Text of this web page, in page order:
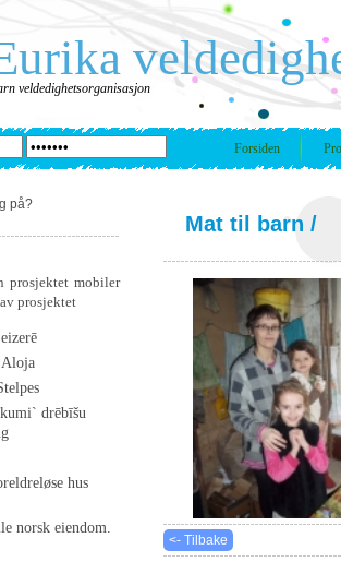
veldedighetsorganisasjon
Forsiden
på?
prosjektet mobiler
prosjektet
drēbīšu
hus
norsk eiendom.
Mat til barn /
<- Tilbake